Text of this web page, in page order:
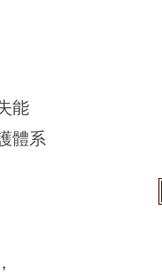
能
體系